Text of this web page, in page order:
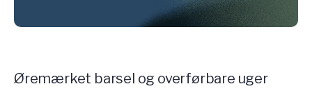
Øremærket barsel og overførbare uger